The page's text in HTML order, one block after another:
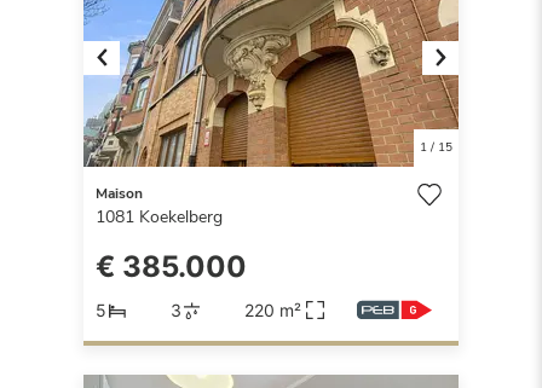
Previous Next
1/ 15
Maison
1081 Koekelberg
€ 385.000
5 3 220 m²